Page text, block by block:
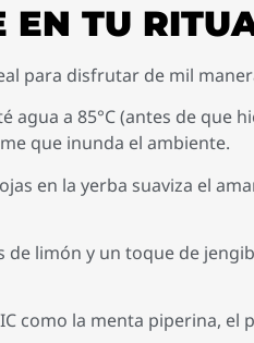
EN TU
para disfrutar de mil
a 85°C (antes de que
que inunda el ambiente.
en la yerba suaviza el
limón y un toque de
como la menta piperina, el